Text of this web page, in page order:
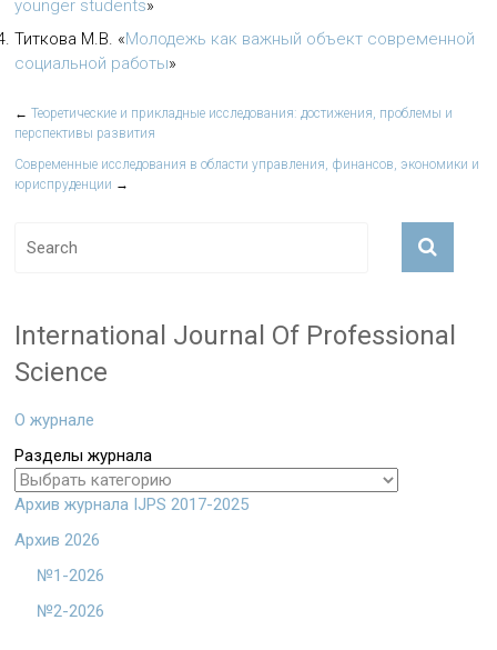
younger students»
Титкова М.В. «Молодежь как важный объект современной
социальной работы»
← Теоретические и прикладные исследования: достижения, проблемы и
перспективы развития
Современные исследования в области управления, финансов, экономики и
юриспруденции →
International Journal Of Professional
Science
О журнале
Разделы журнала
Архив журнала IJPS 2017-2025
Архив 2026
№1-2026
№2-2026